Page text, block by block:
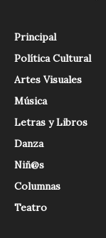
Principal
Política Cultural
Artes Visuales
Música
Letras y Libros
Danza
Niñ@s
Columnas
Teatro